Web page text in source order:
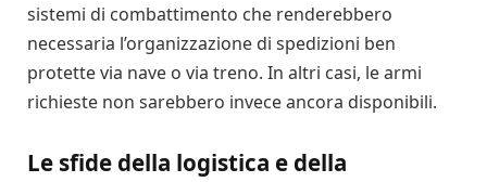
sistemi di combattimento che renderebbero
necessaria l’organizzazione di spedizioni ben
protette via nave o via treno. In altri casi, le armi
richieste non sarebbero invece ancora disponibili.
Le sfide della logistica e della